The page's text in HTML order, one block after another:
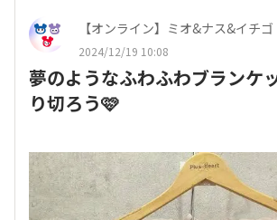
【オンライン】ミオ&ナス&イチゴ
2024/12/19 10:08
夢のようなふわふわブランケ
り切ろう🩷